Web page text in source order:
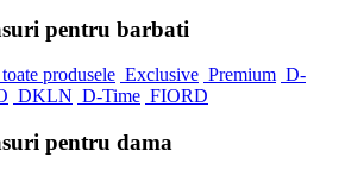
pentru barbati
produsele Exclusive Premium D-
DKLN D-Time FIORD
pentru dama